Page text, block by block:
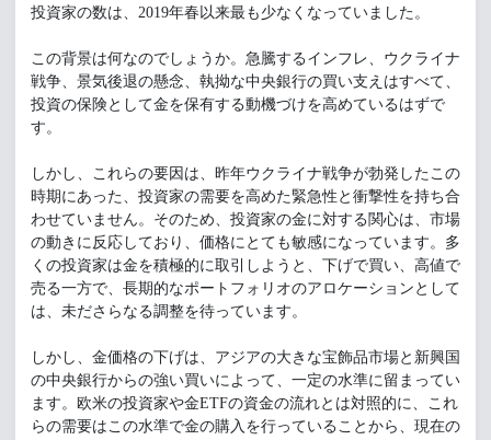
投資家の数は、2019年春以来最も少なくなっていました。
この背景は何なのでしょうか。急騰するインフレ、ウクライナ
戦争、景気後退の懸念、執拗な中央銀行の買い支えはすべて、
投資の保険として金を保有する動機づけを高めているはずで
す。
しかし、これらの要因は、昨年ウクライナ戦争が勃発したこの
時期にあった、投資家の需要を高めた緊急性と衝撃性を持ち合
わせていません。そのため、投資家の金に対する関心は、市場
の動きに反応しており、価格にとても敏感になっています。多
くの投資家は金を積極的に取引しようと、下げで買い、高値で
売る一方で、長期的なポートフォリオのアロケーションとして
は、未ださらなる調整を待っています。
しかし、金価格の下げは、アジアの大きな宝飾品市場と新興国
の中央銀行からの強い買いによって、一定の水準に留まってい
ます。欧米の投資家や金ETFの資金の流れとは対照的に、これ
らの需要はこの水準で金の購入を行っていることから、現在の